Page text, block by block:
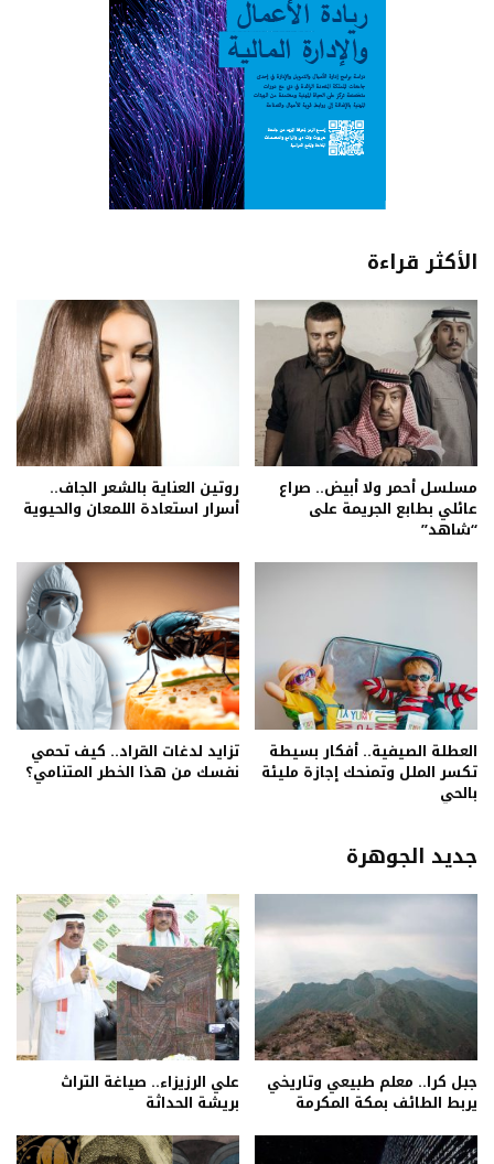
الأكثر قراءة
مسلسل أحمر ولا أبيض.. صراع
عائلي بطابع الجريمة على
“شاهد”
روتين العناية بالشعر الجاف..
أسرار استعادة اللمعان والحيوية
العطلة الصيفية.. أفكار بسيطة
تكسر الملل وتمنحك إجازة مليئة
بالحي
تزايد لدغات القراد.. كيف تحمي
نفسك من هذا الخطر المتنامي؟
جديد الجوهرة
جبل كرا.. معلم طبيعي وتاريخي
يربط الطائف بمكة المكرمة
علي الرزيزاء.. صياغة التراث
بريشة الحداثة